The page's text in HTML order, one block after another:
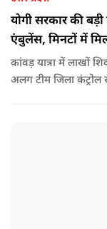
योगी सरकार की
एंबुलेंस, मिनटों में
कांवड़ यात्रा में लाखों
अलग टीम जिला कंट्रोल